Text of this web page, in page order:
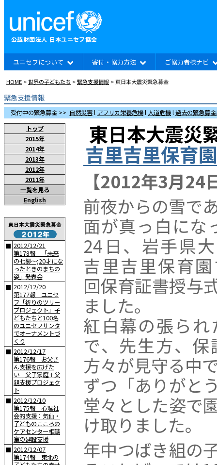
ユニセフについて 寄付・協力方法 ご協力者様ナビ
HOME >世界の子どもたち >緊急支援情報 > 東日本大震災緊急募金
緊急支援情報
受付中の緊急募金 >> 自然災害l アフリカ栄養危機l 人道危機l過去の緊急募
トップ
2015年
2014年
2013年
2012年
2011年
一覧を見る
English
■ 2012/12/21
第178報 「未来
の七郷〜;20才にな
ったときのまちの
姿」発表会
■ 2012/12/20
第177報 ユニセ
フ「祈りのツリー
プロジェクト」子
どもたちと100名
のユニセフサンタ
でオーナメントづ
くり
■ 2012/12/17
第176報 お父さ
ん支援を広げた
い 父子家庭＋父
親支援プロジェク
ト
■ 2012/12/10
第175報 心理社
会的支援：気仙・
子どものこころの
ケアセンター相談
室の建設支援
■ 2012/12/07
第174報 東北の
東日本大震
吉里吉里保育
【2012年3月
前夜からの雪で
面が真っ白にな
24日、岩手県
吉里吉里保育
回保育証書授与
ました。
紅白幕の張ら
で、先生方、
方々が見守る中
ずつ「ありがと
堂々とした姿で
け取りました。
年中つばき組の